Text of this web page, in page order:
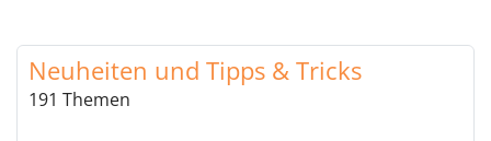
Neuheiten und Tipps & Tricks
191 Themen